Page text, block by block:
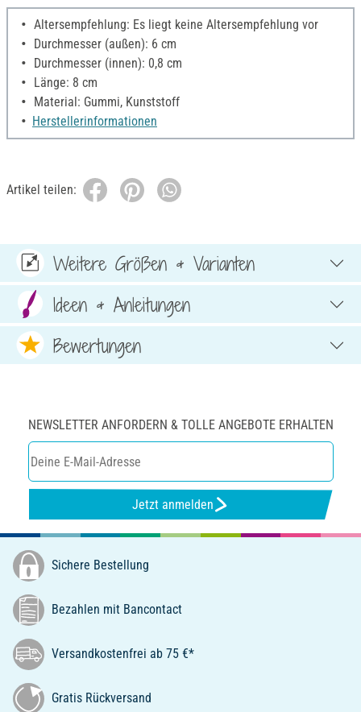
Altersempfehlung: Es liegt keine Altersempfehlung vor
Durchmesser (außen): 6 cm
Durchmesser (innen): 0,8 cm
Länge: 8 cm
Material: Gummi, Kunststoff
Herstellerinformationen
Artikel teilen:
Weitere Größen & Varianten
Ideen & Anleitungen
Bewertungen
NEWSLETTER ANFORDERN & TOLLE ANGEBOTE ERHALTEN
Jetzt anmelden
Sichere Bestellung
Bezahlen mit Bancontact
Versandkostenfrei ab 75 €*
Gratis Rückversand